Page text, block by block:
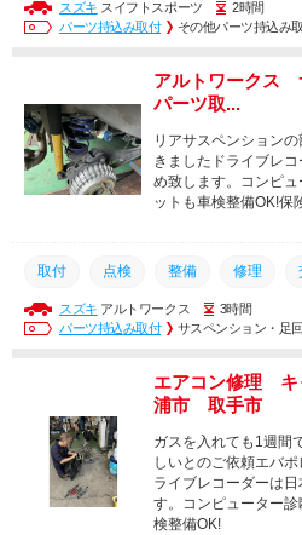
スイフトスポーツ
スズキ スイフトスポーツ
2時間
パーツ持込み取付
その他パーツ持込み
アルトワークス
パーツ取...
リアサスペンション
きましたドライブレ
め致します。コンピ
ットも車検整備OK!保
取付 点検 整備 修理
ｱﾙﾄﾜｰｸｽ
スズキ アルトワークス
3時間
パーツ持込み取付
サスペンション・足
エアコン修理
浦市 取手市
ガスを入れても1週間
しいとのご依頼エバ
ライブレコーダーは
す。コンピューター
検整備OK!